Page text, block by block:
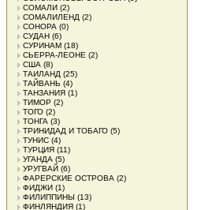
СОМАЛИ (2)
СОМАЛИЛЕНД (2)
СОНОРА (0)
СУДАН (6)
СУРИНАМ (18)
СЬЕРРА-ЛЕОНЕ (2)
США (8)
ТАИЛАНД (25)
ТАЙВАНЬ (4)
ТАНЗАНИЯ (1)
ТИМОР (2)
ТОГО (2)
ТОНГА (3)
ТРИНИДАД И ТОБАГО (5)
ТУНИС (4)
ТУРЦИЯ (11)
УГАНДА (5)
УРУГВАЙ (6)
ФАРЕРСКИЕ ОСТРОВА (2)
ФИДЖИ (1)
ФИЛИППИНЫ (13)
ФИНЛЯНДИЯ (1)